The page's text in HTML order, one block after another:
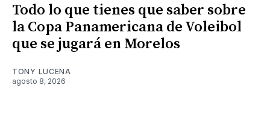
Todo lo que tienes que saber sobre
la Copa Panamericana de Voleibol
que se jugará en Morelos
TONY LUCENA
agosto 8, 2026